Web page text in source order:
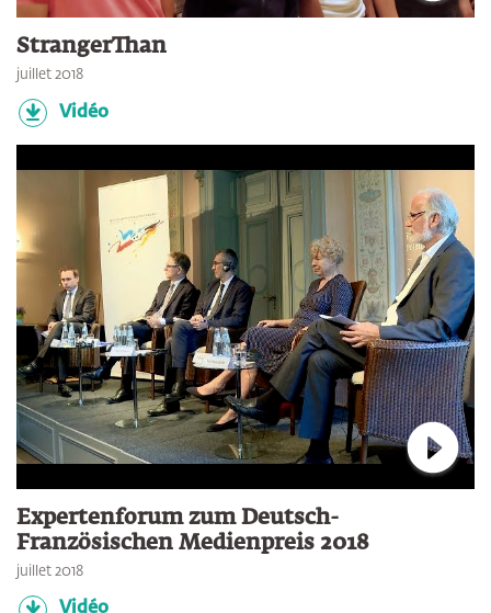
StrangerThan
juillet 2018
Vidéo
Expertenforum zum Deutsch-
Französischen Medienpreis 2018
juillet 2018
Vidéo